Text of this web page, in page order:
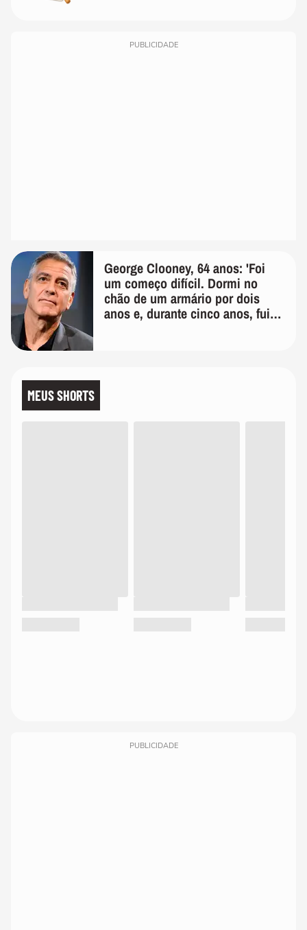
PUBLICIDADE
George Clooney, 64 anos: 'Foi
um começo difícil. Dormi no
chão de um armário por dois
anos e, durante cinco anos, fui
MEUS SHORTS
PUBLICIDADE